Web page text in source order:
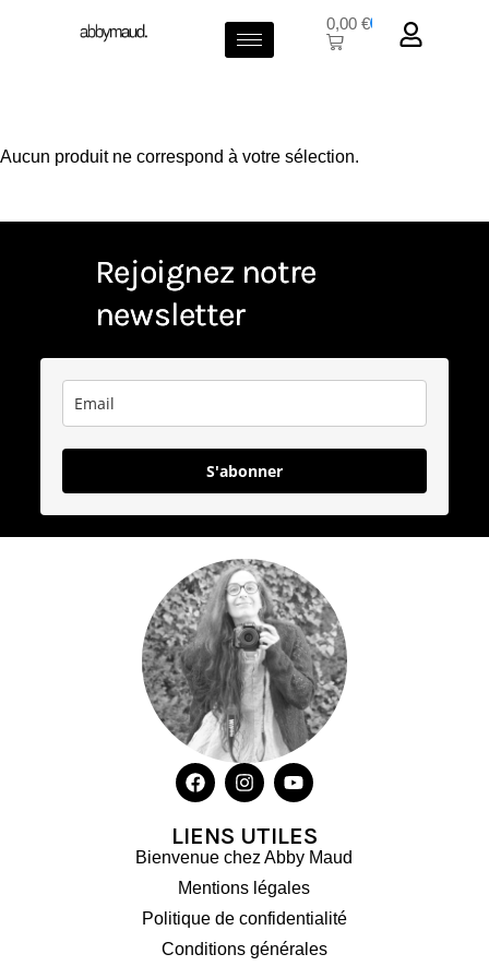
0,00€
Aucun produit ne correspond à votre sélection.
Rejoignez notre
newsletter
S'abonner
LIENS UTILES
Bienvenue chez Abby Maud
Mentions légales
Politique de confidentialité
Conditions générales